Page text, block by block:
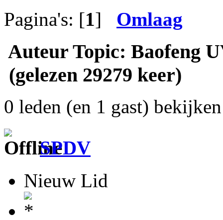
Pagina's: [1] Omlaag
Auteur Topic: Baofeng
(gelezen 29279 keer)
0 leden (en 1 gast)
SPDV
Nieuw Lid